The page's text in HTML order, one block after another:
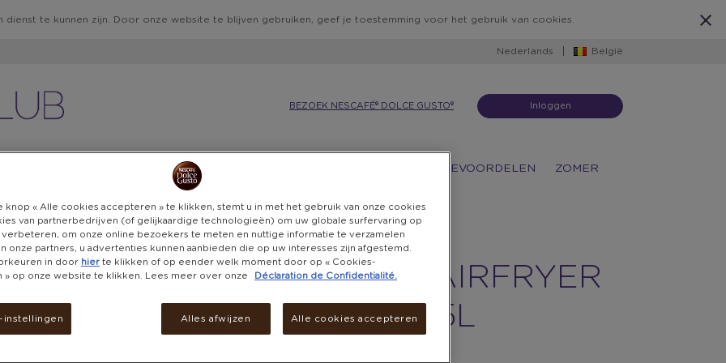
te kunnen zijn. Door onze website te blijven gebruiken, geef je toestemming voor het gebruik van cookies.
Nederlands België
BEZOEK NESCAFÉ® DOLCE GUSTO® Inloggen
CADEAUBONNEN KOFFIEVOORDELEN ZOMER
ADLER AIRFRYER
OVEN 2,5L
knop « Alle cookies accepteren » te klikken, stemt u in met het gebruik van onze cookies
van partnerbedrijven (of gelijkaardige technologieën) om uw globale surfervaring op
om onze online bezoekers te meten en nuttige informatie te verzamelen
onze partners, u advertenties kunnen aanbieden die op uw interesses zijn afgestemd.
in door hier te klikken of op eender welk moment door op « Cookies-
» op onze website te klikken. Lees meer over onze
Déclaration de Confidentialité.
instellingen Alles afwijzen Alle cookies accepteren